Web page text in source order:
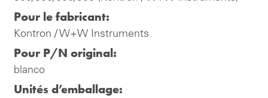
Pour le fabricant:
Kontron / W+W Instruments
Pour P/N original:
blanco
Unités d’emballage: